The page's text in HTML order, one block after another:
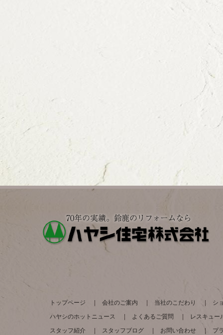
トップページ 会社のご案内 当社のこだわり
シ
ハヤシのホットニュース
よくあるご質問
レスキュー
スタッフ紹介
スタッフブログ お問い合わせ プ